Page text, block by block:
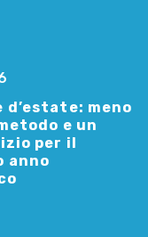
meno
e un
per il
anno